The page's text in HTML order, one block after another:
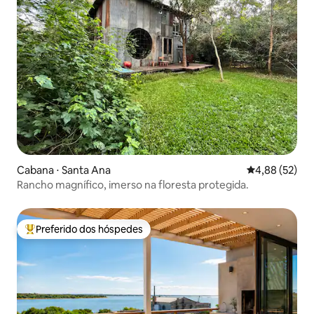
Cabana ⋅ Santa Ana 4,88 de uma
4,88 (52)
Rancho magnífico, imerso na floresta protegida.
Entre os melhores preferidos dos hóspedes
Preferido dos hóspedes